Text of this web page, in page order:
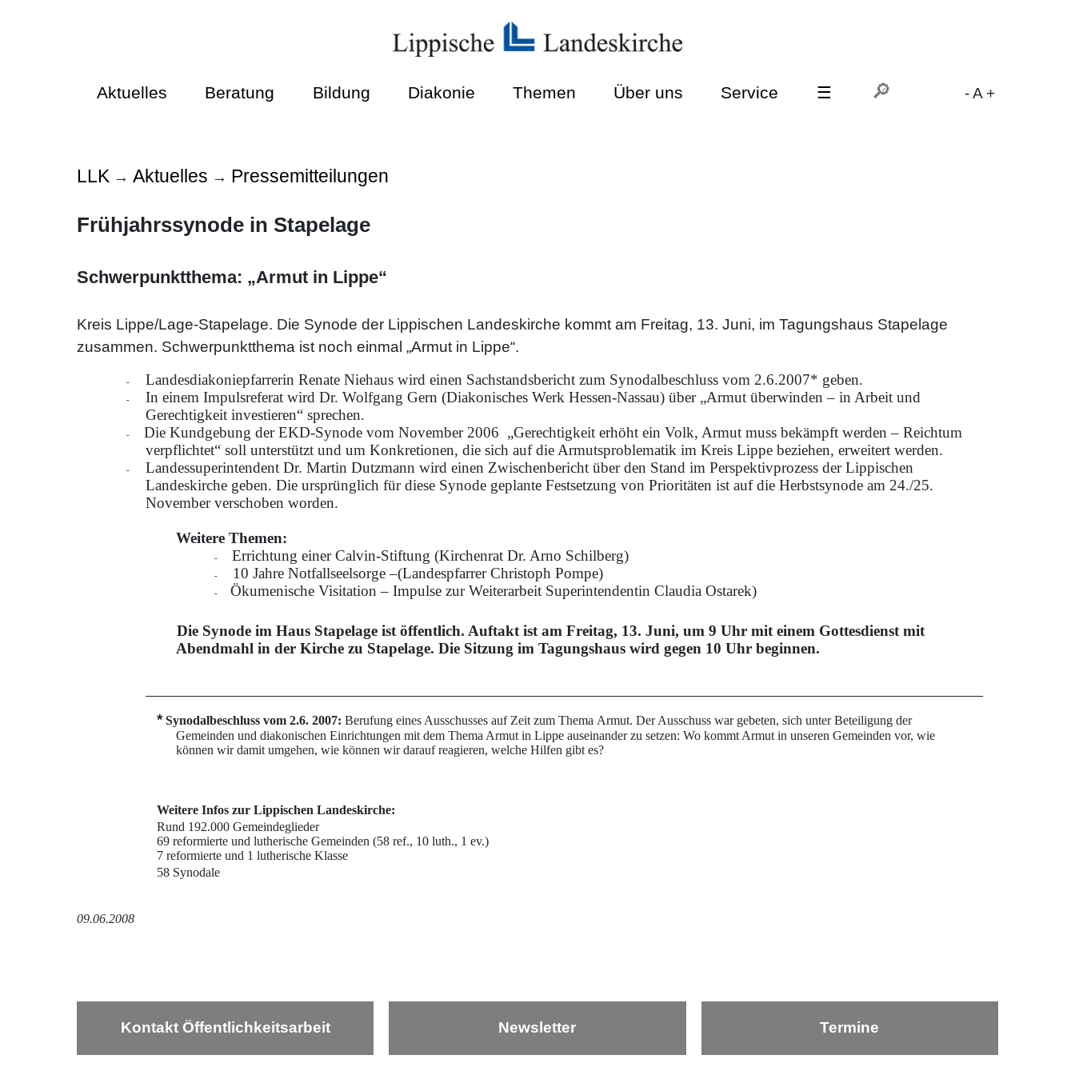
Aktuelles Beratung Bildung Diakonie Themen Über uns Service ☰ -A +
LLK→ Aktuelles → Pressemitteilungen
Frühjahrssynode in Stapelage
Schwerpunktthema: „Armut in Lippe“
Kreis Lippe/Lage-Stapelage. Die Synode der Lippischen Landeskirche kommt am Freitag, 13. Juni, im Tagungshaus Stapelage
zusammen. Schwerpunktthema ist noch einmal „Armut in Lippe“.
- Landesdiakoniepfarrerin Renate Niehaus wird einen Sachstandsbericht zum Synodalbeschluss vom 2.6.2007* geben.
-
In einem Impulsreferat wird Dr. Wolfgang Gern (Diakonisches Werk Hessen-Nassau) über „Armut überwinden – in Arbeit und
Gerechtigkeit investieren“ sprechen.
- Die Kundgebung der EKD-Synode vom November 2006 „Gerechtigkeit erhöht ein Volk, Armut muss bekämpft werden – Reichtum
verpflichtet“ soll unterstützt und um Konkretionen, die sich auf die Armutsproblematik im Kreis Lippe beziehen, erweitert werden.
-
Landessuperintendent Dr. Martin Dutzmann wird einen Zwischenbericht über den Stand im Perspektivprozess der Lippischen
Landeskirche geben. Die ursprünglich für diese Synode geplante Festsetzung von Prioritäten ist auf die Herbstsynode am 24./25.
November verschoben worden.
Weitere Themen:
- Errichtung einer Calvin-Stiftung (Kirchenrat Dr. Arno Schilberg)
- 10 Jahre Notfallseelsorge –(Landespfarrer Christoph Pompe)
- Ökumenische Visitation – Impulse zur Weiterarbeit Superintendentin Claudia Ostarek)
Die Synode im Haus Stapelage ist öffentlich. Auftakt ist am Freitag, 13. Juni, um 9 Uhr mit einem Gottesdienst mit
Abendmahl in der Kirche zu Stapelage. Die Sitzung im Tagungshaus wird gegen 10 Uhr beginnen.
*Synodalbeschluss vom 2.6. 2007: Berufung eines Ausschusses auf Zeit zum Thema Armut. Der Ausschuss war gebeten, sich unter Beteiligung der
Gemeinden und diakonischen Einrichtungen mit dem Thema Armut in Lippe auseinander zu setzen: Wo kommt Armut in unseren Gemeinden vor, wie
können wir damit umgehen, wie können wir darauf reagieren, welche Hilfen gibt es?
Weitere Infos zur Lippischen Landeskirche:
Rund 192.000 Gemeindeglieder
69 reformierte und lutherische Gemeinden (58 ref., 10 luth., 1 ev.)
7 reformierte und 1 lutherische Klasse
58 Synodale
09.06.2008
Kontakt Öffentlichkeitsarbeit Newsletter Termine